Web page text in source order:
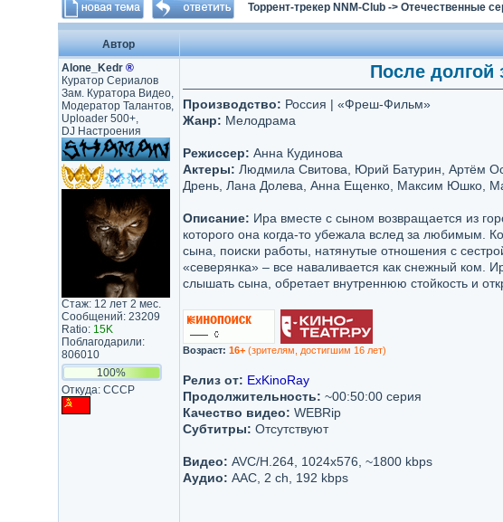
Торрент-трекер NNM-Club-> Отечественные
Автор
Alone_Kedr ®
Куратор Сериалов
Зам. Куратора Видео,
Модератор Талантов,
Uploader 500+,
DJ Настроения
Стаж: 12 лет 2 мес.
Сообщений: 23209
Ratio: 15K
Поблагодарили:
806010
100%
Откуда: CCCP
После долгой
Производство: Россия | «Фреш-Фильм»
Жанр: Мелодрама
Режиссер: Анна Кудинова
Актеры: Людмила Свитова, Юрий Батурин, Артём
Дрень, Лана Долева, Анна Ещенко, Максим Юшко,
Описание: Ира вместе с сыном возвращается из
которого она когда-то убежала вслед за любимым.
сына, поиски работы, натянутые отношения с
«северянка» – все наваливается как снежный ком.
слышать сына, обретает внутреннюю стойкость и
Возраст: 16+(зрителям, достигшим 16 лет)
Релиз от: ExKinoRay
Продолжительность: ~00:50:00 серия
Качество видео: WEBRip
Субтитры: Отсутствуют
Видео: AVC/H.264, 1024x576, ~1800 kbps
Аудио: AAC, 2 ch, 192 kbps